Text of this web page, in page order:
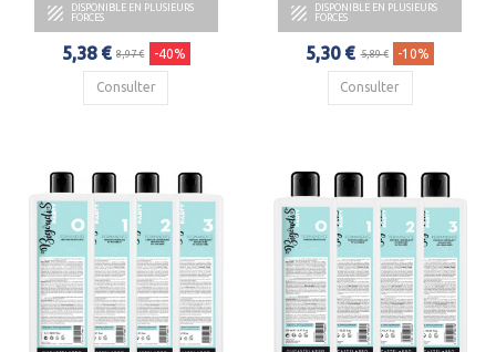

DISPONIBLE EN PLUSIEURS
FORCES
5,38 € 8,97 € -40%
Consulter

DISPONIBLE EN PLUSIEURS
FORCES
5,30 € 5,89 € -10%
Consulter